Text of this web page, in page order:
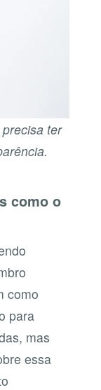
ter
como o
como
para
mas
essa